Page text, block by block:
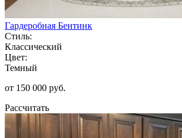
Гардеробная Бентинк
Стиль:
Классический
Цвет:
Темный
от 150 000 руб.
Рассчитать